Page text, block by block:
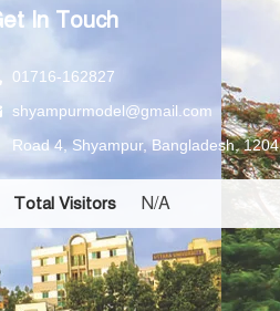
In Touch
01716-162827
shyampurmodel@gmail.com
Road 4, Shyampur, Bangladesh, 1204
Total Visitors N/A